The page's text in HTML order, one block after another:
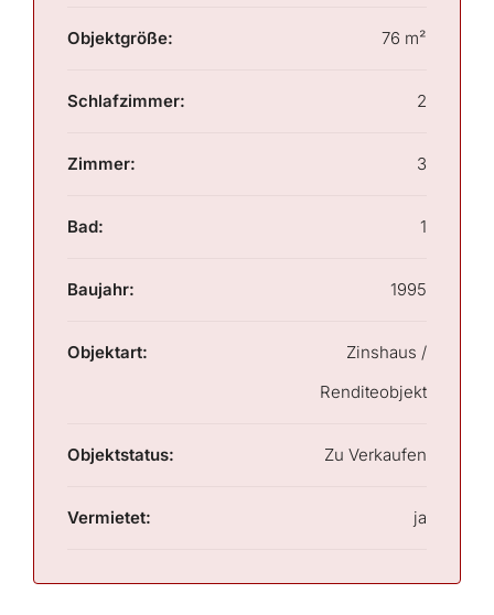
Objektgröße: 76 m²
Schlafzimmer: 2
Zimmer: 3
Bad: 1
Baujahr: 1995
Objektart:
Zinshaus /
Renditeobjekt
Objektstatus: Zu Verkaufen
Vermietet: ja